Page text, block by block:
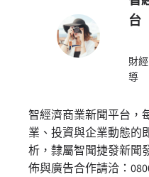
台
財
導
智經濟商業新聞平台，
業、投資與企業動態的
析，隸屬智聞捷發新聞
佈與廣告合作請洽：